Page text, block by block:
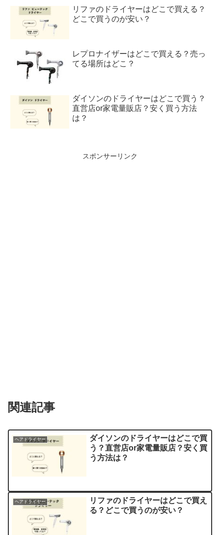
リファのドライヤーはどこで買える？
どこで買うのが安い？
レプロナイザーはどこで買える？売っ
てる場所はどこ？
ダイソンのドライヤーはどこで買う？
直営店or家電量販店？安く買う方法
は？
スポンサーリンク
関連記事
ヘアドライヤー
ダイソンのドライヤーはどこで買
う？直営店or家電量販店？安く買
う方法は？
ヘアドライヤー
リファのドライヤーはどこで買え
る？どこで買うのが安い？